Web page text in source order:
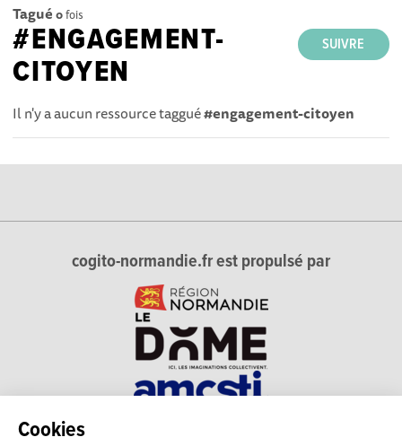
Cookies
Tagué 0fois
SUIVRE
#ENGAGEMENT-
CITOYEN
Il n'y a aucun ressource taggué#engagement-citoyen
cogito-normandie.fr est propulsé par